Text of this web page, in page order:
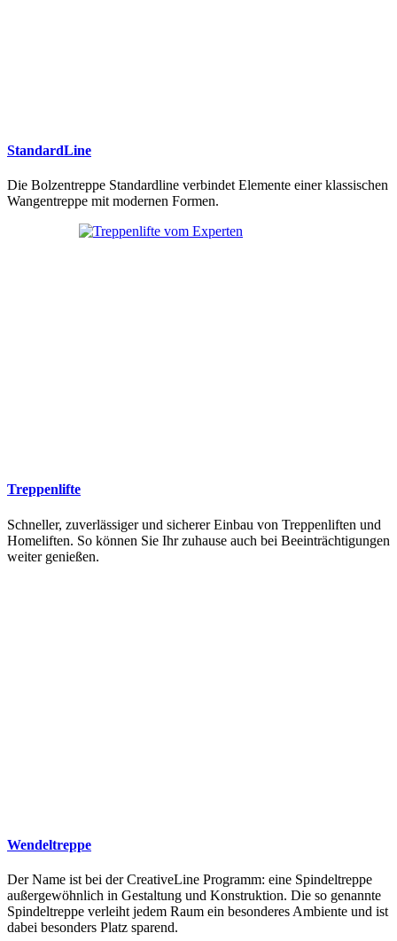
StandardLine
Die Bolzentreppe Standardline verbindet Elemente einer klassischen
Wangentreppe mit modernen Formen.
Treppenlifte
Schneller, zuverlässiger und sicherer Einbau von Treppenliften und
Homeliften. So können Sie Ihr zuhause auch bei Beeinträchtigungen
weiter genießen.
Wendeltreppe
Der Name ist bei der CreativeLine Programm: eine Spindeltreppe
außergewöhnlich in Gestaltung und Konstruktion. Die so genannte
Spindeltreppe verleiht jedem Raum ein besonderes Ambiente und ist
dabei besonders Platz sparend.